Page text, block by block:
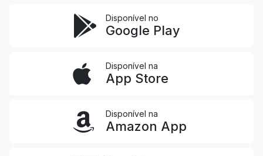
Disponível no
Google Play
Disponível na
App Store
Disponível na
Amazon App